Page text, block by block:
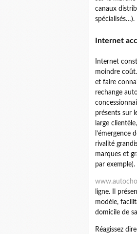
canaux
spécialisés…).
Internet
Internet
moindre
et faire
rechange
présents sur
large
l’émergence
rivalité
marques et
par exemple).
ligne. Il
modèle,
domicile de
Réagissez